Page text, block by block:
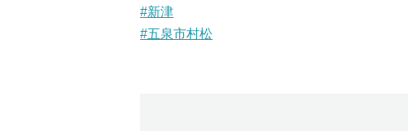
#新津
#五泉市村松